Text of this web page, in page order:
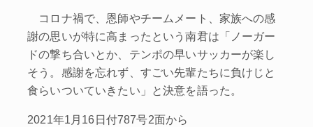
コロナ禍で、恩師やチームメート、家族への感
謝の思いが特に高まったという南君は「ノーガー
ドの撃ち合いとか、テンポの早いサッカーが楽し
そう。感謝を忘れず、すごい先輩たちに負けじと
食らいついていきたい」と決意を語った。
2021年1月16日付787号2面から